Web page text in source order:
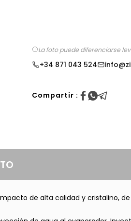
La foto puede diferenciarse
+34 871 043 524
Compartir :
de alta calidad y cristalino,